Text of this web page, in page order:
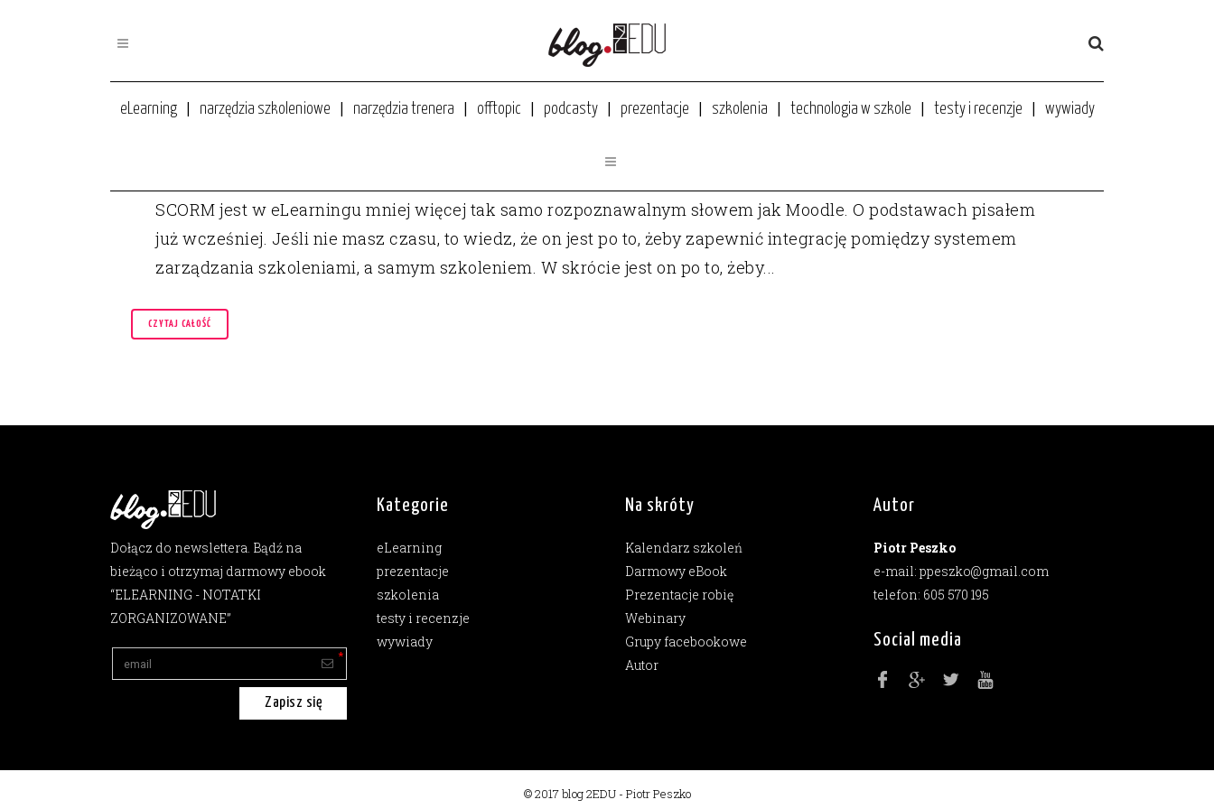
eLearning narzędzia szkoleniowe narzędzia trenera offtopic podcasty prezentacje szkolenia technologia w szkole testy i recenzje wywiady
SCORM jest w eLearningu mniej więcej tak samo rozpoznawalnym słowem jak Moodle. O podstawach pisałem
już wcześniej. Jeśli nie masz czasu, to wiedz, że on jest po to, żeby zapewnić integrację pomiędzy systemem
zarządzania szkoleniami, a samym szkoleniem. W skrócie jest on po to, żeby...
CZYTAJ CAŁOŚĆ
Dołącz do newslettera. Bądź na
bieżąco i otrzymaj darmowy ebook
“ELEARNING - NOTATKI
ZORGANIZOWANE”
Zapisz się
Kategorie
eLearning
prezentacje
szkolenia
testy i recenzje
wywiady
Na skróty
Kalendarz szkoleń
Darmowy eBook
Prezentacje robię
Webinary
Grupy facebookowe
Autor
Autor
Piotr Peszko
e-mail: ppeszko@gmail.com
telefon: 605 570 195
Social media
© 2017 blog 2EDU - Piotr Peszko